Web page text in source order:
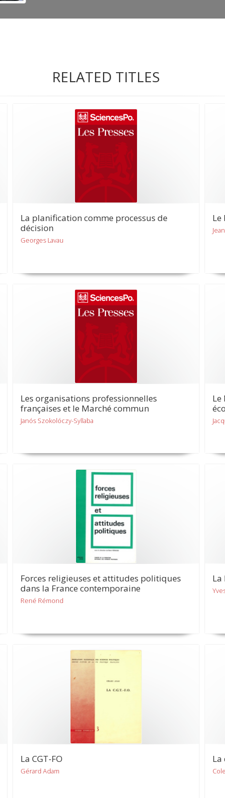
RELATED TITLES
La planification comme processus de
décision
Georges Lavau
Le
Les organisations professionnelles
françaises et le Marché commun
Janós Szokolóczy-Syllaba
Le
Forces religieuses et attitudes politiques
dans la France contemporaine
René Rémond
La
La CGT-FO
Gérard Adam
La